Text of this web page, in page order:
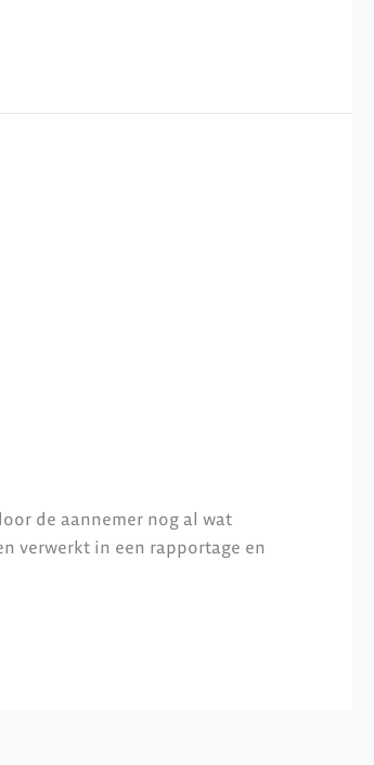
de aannemer nog al wat
verwerkt in een rapportage en